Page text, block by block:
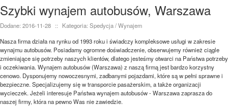
Szybki wynajem autobusów, Warszawa
Dodane: 2016-11-28 ::
Kategoria: Spedycja / Wynajem
Nasza firma działa na rynku od 1993 roku i świadczy kompleksowe usługi w zakresie
wynajmu autobusów. Posiadamy ogromne doświadczenie, obserwujemy również ciągle
zmieniające się potrzeby naszych klientów, dlatego jesteśmy otwarci na Państwa potrzeby
i oczekiwania. Wynajem autobusów (Warszawa) z naszą firmą jest bardzo korzystny
cenowo. Dysponujemy nowoczesnymi, zadbanymi pojazdami, które są w pełni sprawne i
bezpieczne. Specjalizujemy się w transporcie pasażerskim, a także organizacji
wycieczek. Jeżeli interesuje Państwa wynajem autobusów - Warszawa zaprasza do
naszej firmy, która na pewno Was nie zawiedzie.